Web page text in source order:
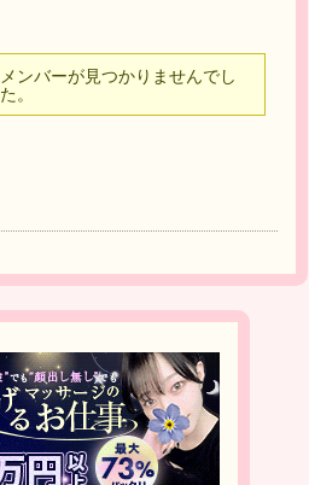
メンバーが見つかりませんでし
た。